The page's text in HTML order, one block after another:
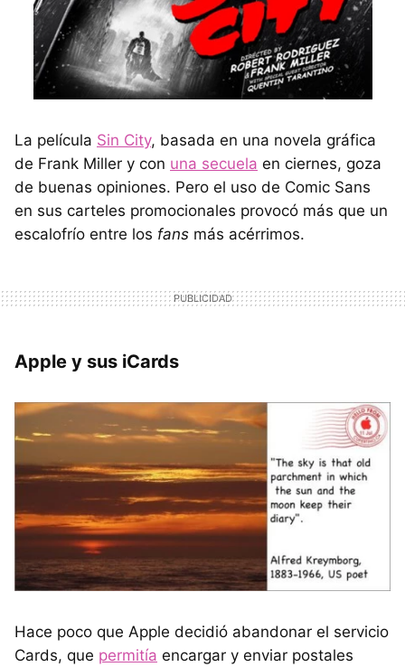
La película Sin City, basada en una novela gráfica
de Frank Miller y con una secuela en ciernes, goza
de buenas opiniones. Pero el uso de Comic Sans
en sus carteles promocionales provocó más que un
escalofrío entre los fans más acérrimos.
Apple y sus iCards
Hace poco que Apple decidió abandonar el servicio
Cards, que permitía encargar y enviar postales